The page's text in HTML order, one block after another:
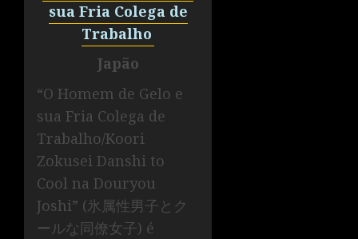
sua Fria Colega de
Trabalho
Japão
“O Homem de Gelo e
sua Fria Colega de
Trabalho/Koori
Zokusei Danshi to
Cool na Douryou
Joshi” (氷属性男子とク
ールな同僚女子) é